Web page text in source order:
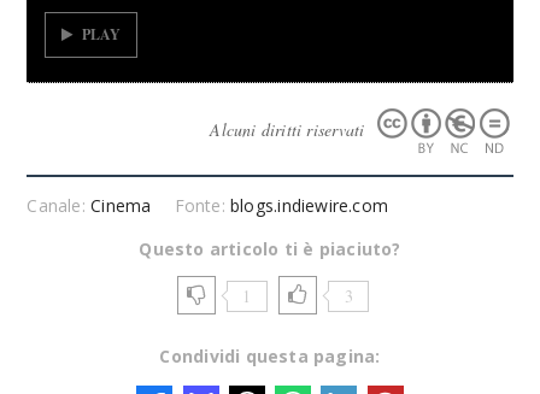
PLAY
Alcuni diritti riservati
Canale:Cinema Fonte:blogs.indiewire.com
Questo articolo ti è piaciuto?
1 3
Condividi questa pagina: